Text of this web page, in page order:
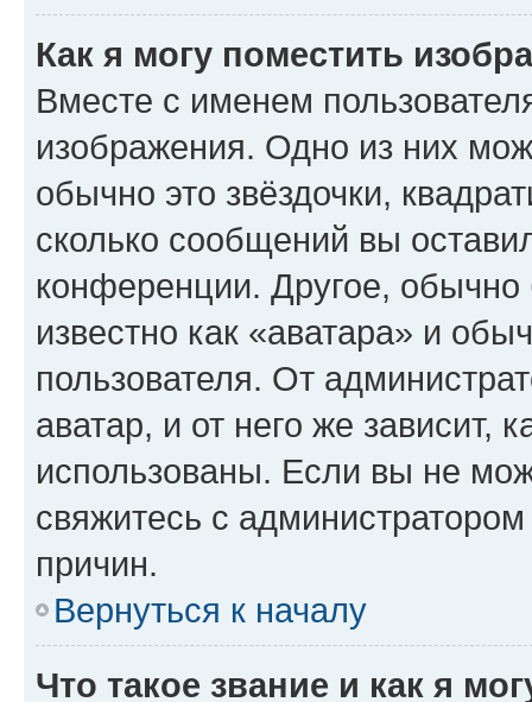
Как я могу поместить
Вместе с именем
изображения. Одно из них
обычно это звёздочки,
сколько сообщений вы
конференции. Другое,
известно как «аватара» и
пользователя. От
аватар, и от него же зависит,
использованы. Если вы не
свяжитесь с
причин.
Вернуться к началу
Что такое звание и как я